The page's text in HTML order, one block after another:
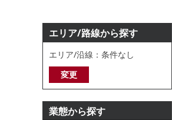
エリア/路線から探す
エリア/沿線：条件なし
変更
業態から探す